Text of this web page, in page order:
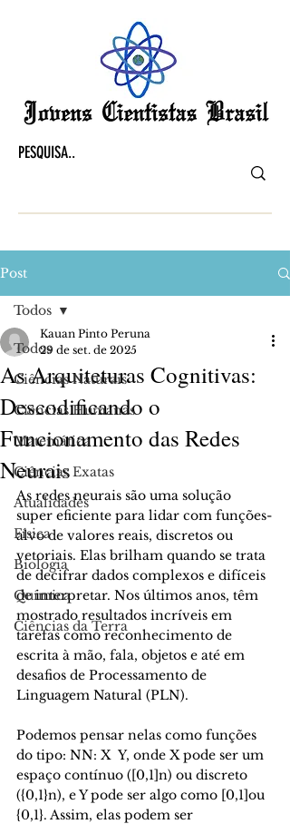
Post
Todos
Ciências Naturais
Ciências Humanas
Matemática
Ciências Exatas
Atualidades
Física
Biologia
Química
Ciências da Terra
Todos
As Arquiteturas Cognitivas:
Descodificando o
Funcionamento das Redes
Neurais
Kauan Pinto Peruna
29 de set. de 2025
As redes neurais são uma solução
super eficiente para lidar com funções-
alvo de valores reais, discretos ou
vetoriais. Elas brilham quando se trata
de decifrar dados complexos e difíceis
de interpretar. Nos últimos anos, têm
mostrado resultados incríveis em
tarefas como reconhecimento de
escrita à mão, fala, objetos e até em
desafios de Processamento de
Linguagem Natural (PLN).
Podemos pensar nelas como funções
do tipo: NN: X  Y, onde X pode ser um
espaço contínuo ([0,1]n) ou discreto
({0,1}n), e Y pode ser algo como [0,1]ou
{0,1}. Assim, elas podem ser